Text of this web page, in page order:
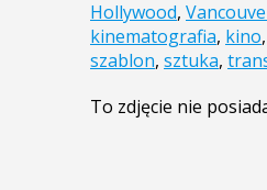
Hollywood,
kinematografia, kino,
szablon, sztuka,
To zdjęcie nie